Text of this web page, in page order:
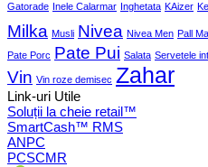
Gatorade Inele Calarmar Inghetata KAizer
Milka Musli Nivea Nivea Men Pall Mall
Pate Porc Pate Pui Salata Servetele
Vin Vin roze demisec Zahar
Link-uri Utile
Soluții la cheie retail™
SmartCash™ RMS
ANPC
PCSCMR